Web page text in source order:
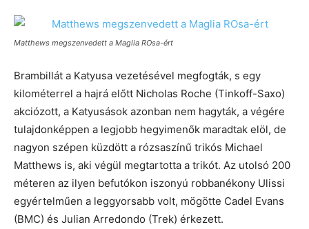
Matthews megszenvedett a Maglia ROsa-ért
Brambillát a Katyusa vezetésével megfogták, s egy
kilométerrel a hajrá előtt Nicholas Roche (Tinkoff-Saxo)
akciózott, a Katyusások azonban nem hagyták, a végére
tulajdonképpen a legjobb hegyimenők maradtak elöl, de
nagyon szépen küzdött a rózsaszínű trikós Michael
Matthews is, aki végül megtartotta a trikót. Az utolsó 200
méteren az ilyen befutókon iszonyú robbanékony Ulissi
egyértelműen a leggyorsabb volt, mögötte Cadel Evans
(BMC) és Julian Arredondo (Trek) érkezett.